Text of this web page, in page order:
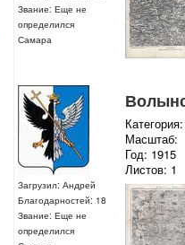
Звание: Еще не
определился
Самара
Загрузил: Андрей
Благодарностей: 18
Звание: Еще не
определился
Масштаб:
Год: 1915
Листов: 1